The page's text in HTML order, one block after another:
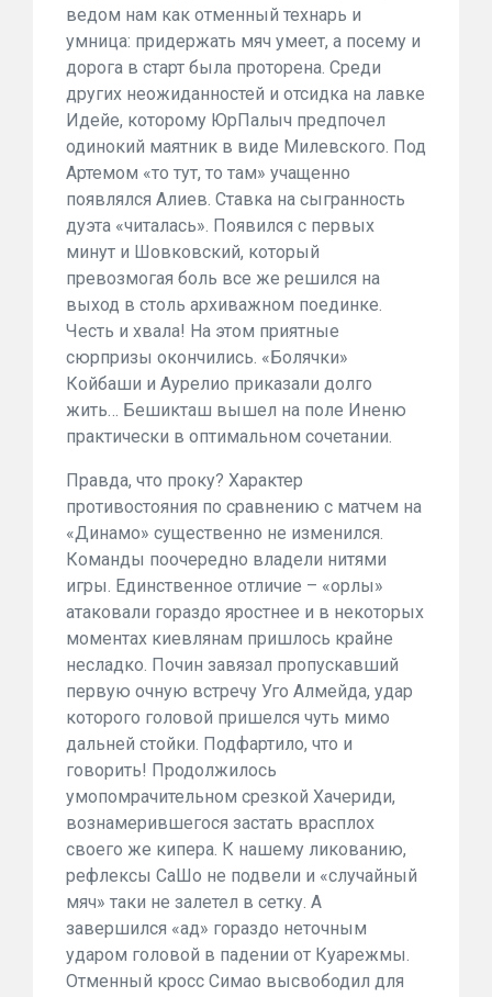
ведом нам как отменный технарь и
умница: придержать мяч умеет, а посему и
дорога в старт была проторена. Среди
других неожиданностей и отсидка на лавке
Идейе, которому ЮрПалыч предпочел
одинокий маятник в виде Милевского. Под
Артемом «то тут, то там» учащенно
появлялся Алиев. Ставка на сыгранность
дуэта «читалась». Появился с первых
минут и Шовковский, который
превозмогая боль все же решился на
выход в столь архиважном поединке.
Честь и хвала! На этом приятные
сюрпризы окончились. «Болячки»
Койбаши и Аурелио приказали долго
жить… Бешикташ вышел на поле Иненю
практически в оптимальном сочетании.
Правда, что проку? Характер
противостояния по сравнению с матчем на
«Динамо» существенно не изменился.
Команды поочередно владели нитями
игры. Единственное отличие – «орлы»
атаковали гораздо яростнее и в некоторых
моментах киевлянам пришлось крайне
несладко. Почин завязал пропускавший
первую очную встречу Уго Алмейда, удар
которого головой пришелся чуть мимо
дальней стойки. Подфартило, что и
говорить! Продолжилось
умопомрачительном срезкой Хачериди,
вознамерившегося застать врасплох
своего же кипера. К нашему ликованию,
рефлексы СаШо не подвели и «случайный
мяч» таки не залетел в сетку. А
завершился «ад» гораздо неточным
ударом головой в падении от Куарежмы.
Отменный кросс Симао высвободил для